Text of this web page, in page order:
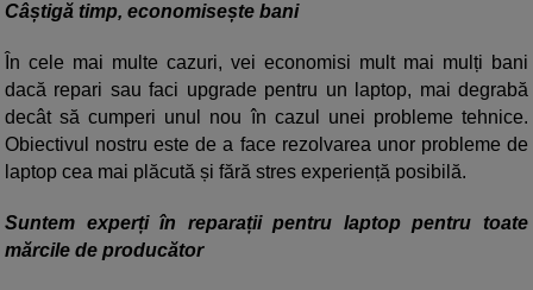
Câștigă timp, economisește bani
În cele mai multe cazuri, vei economisi mult mai mulți bani
dacă repari sau faci upgrade pentru un laptop, mai degrabă
decât să cumperi unul nou în cazul unei probleme tehnice.
Obiectivul nostru este de a face rezolvarea unor probleme de
laptop cea mai plăcută și fără stres experiență posibilă.
Suntem experți în reparații pentru laptop pentru toate
mărcile de producător